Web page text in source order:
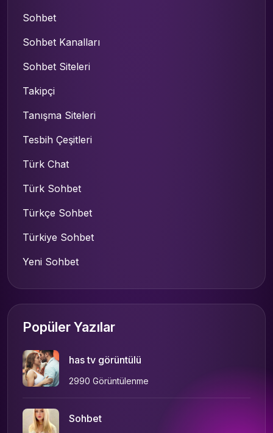
Sohbet
Sohbet Kanalları
Sohbet Siteleri
Takipçi
Tanışma Siteleri
Tesbih Çeşitleri
Türk Chat
Türk Sohbet
Türkçe Sohbet
Türkiye Sohbet
Yeni Sohbet
Popüler Yazılar
has tv görüntülü
2990 Görüntülenme
Sohbet